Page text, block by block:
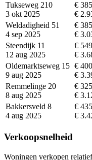
Tukseweg 210
3 okt 2025
€
€
Weldadigheid 51
4 sep 2025
€
€
Steendijk 11
12 aug 2025
€
€
Oldemarktseweg 15
9 aug 2025
€
€
Remmelinge 20
8 aug 2025
€
€
Bakkersveld 8
4 aug 2025
€
€
Verkoopsnelheid
Woningen verkopen